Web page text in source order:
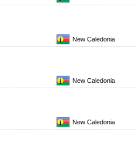
New Caledonia
New Caledonia
New Caledonia